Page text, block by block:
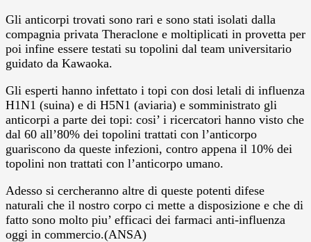
Gli anticorpi trovati sono rari e sono stati isolati dalla
compagnia privata Theraclone e moltiplicati in provetta per
poi infine essere testati su topolini dal team universitario
guidato da Kawaoka.
Gli esperti hanno infettato i topi con dosi letali di influenza
H1N1 (suina) e di H5N1 (aviaria) e somministrato gli
anticorpi a parte dei topi: cosi’ i ricercatori hanno visto che
dal 60 all’80% dei topolini trattati con l’anticorpo
guariscono da queste infezioni, contro appena il 10% dei
topolini non trattati con l’anticorpo umano.
Adesso si cercheranno altre di queste potenti difese
naturali che il nostro corpo ci mette a disposizione e che di
fatto sono molto piu’ efficaci dei farmaci anti-influenza
oggi in commercio.(ANSA)